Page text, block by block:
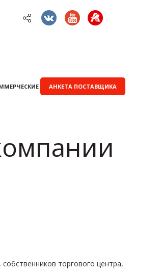
АНКЕТА ПОСТАВЩИКА
ЗАКУПКИ
торгового центра,